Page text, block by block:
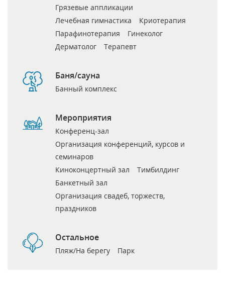
Грязевые аппликации
Лечебная гимнастика
Криотерапия
Парафинотерапия
Гинеколог
Дерматолог
Терапевт
Баня/сауна
Банный комплекс
Мероприятия
Конференц-зал
Организация конференций, курсов и
семинаров
Киноконцертный зал
Тимбилдинг
Банкетный зал
Организация свадеб, торжеств,
праздников
Остальное
Пляж/На берегу Парк